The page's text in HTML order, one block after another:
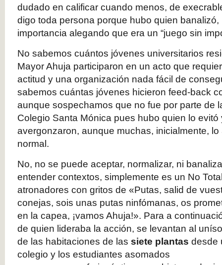
dudado en calificar cuando menos, de
digo toda persona porque hubo quien banalizó,
importancia alegando que era un “juego sin
No sabemos cuántos jóvenes universitarios
Mayor Ahuja participaron en un acto que
actitud y una organización nada fácil de
sabemos cuántas jóvenes hicieron feed-back
aunque sospechamos que no fue por parte de
Colegio Santa Mónica pues hubo quien lo evitó
avergonzaron, aunque muchas, inicialmente,
normal.
No, no se puede aceptar, normalizar, ni
entender contextos, simplemente es un No
atronadores con gritos de «Putas, salid de
conejas, sois unas putas ninfómanas, os
en la capea, ¡vamos Ahuja!». Para a
de quien lideraba la acción, se levantan al
de las habitaciones de las siete plantas desde
colegio y los estudiantes asomados